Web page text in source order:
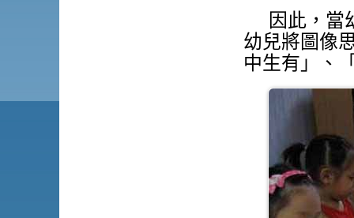
因此，當
幼兒將圖像
中生有」、